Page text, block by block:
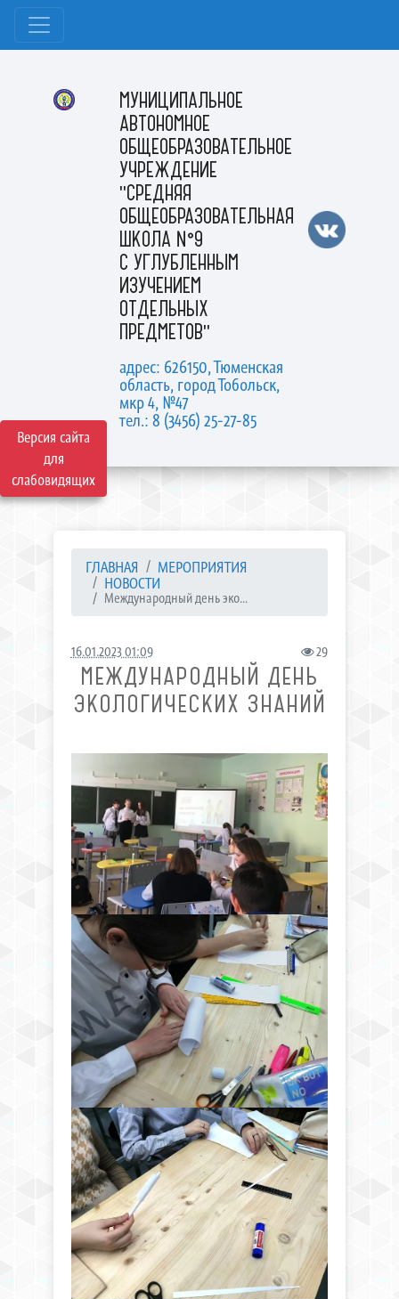
Версия сайта
для
слабовидящих
МУНИЦИПАЛЬНОЕ
АВТОНОМНОЕ
ОБЩЕОБРАЗОВАТЕЛЬНОЕ
УЧРЕЖДЕНИЕ
"СРЕДНЯЯ
ОБЩЕОБРАЗОВАТЕЛЬНАЯ
ШКОЛА №9
С УГЛУБЛЕННЫМ
ИЗУЧЕНИЕМ
ОТДЕЛЬНЫХ
ПРЕДМЕТОВ"
адрес: 626150, Тюменская
область, город Тобольск,
мкр 4, №47
тел.: 8 (3456) 25-27-85
ГЛАВНАЯ
МЕРОПРИЯТИЯ
НОВОСТИ
Международный день эко...
16.01.2023 01:09 29
МЕЖДУНАРОДНЫЙ ДЕНЬ
ЭКОЛОГИЧЕСКИХ ЗНАНИЙ